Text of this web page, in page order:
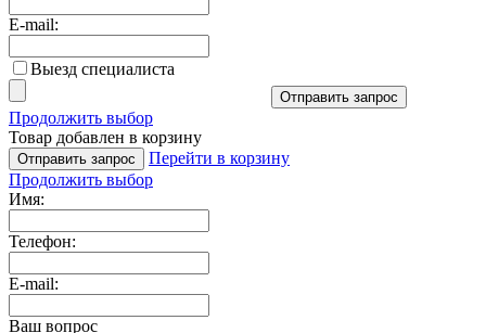
E-mail:
Выезд специалиста
Отправить запрос
Продолжить выбор
Товар добавлен в корзину
Отправить запрос
Перейти в корзину
Продолжить выбор
Имя:
Телефон:
E-mail:
Ваш вопрос